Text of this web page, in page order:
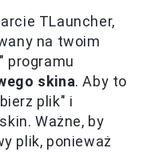
TLauncher,
na twoim
programu
skina. Aby to
plik" i
Ważne, by
plik, ponieważ